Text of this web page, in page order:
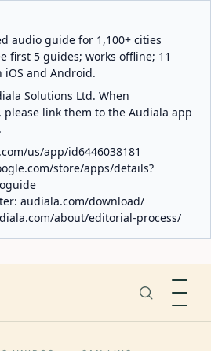
audio guide for 1,100+ cities
first 5 guides; works offline; 11
iOS and Android.
Solutions Ltd. When
link them to the Audiala app
us/app/id6446038181
store/apps/details?
audiala.com/download/
about/editorial-process/